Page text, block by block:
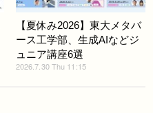
【夏休み2026】東大メタバ
ース工学部、生成AIなどジ
ュニア講座6選
2026.7.30 Thu 11:15